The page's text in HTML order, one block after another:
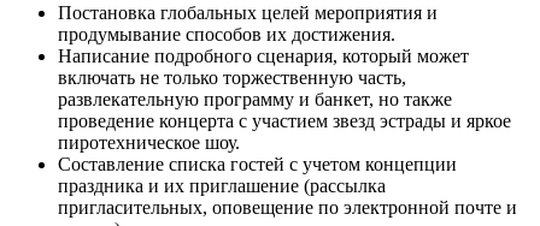
Постановка глобальных целей мероприятия и
продумывание способов их достижения.
Написание подробного сценария, который может
включать не только торжественную часть,
развлекательную программу и банкет, но также
проведение концерта с участием звезд эстрады и яркое
пиротехническое шоу.
Составление списка гостей с учетом концепции
праздника и их приглашение (рассылка
пригласительных, оповещение по электронной почте и